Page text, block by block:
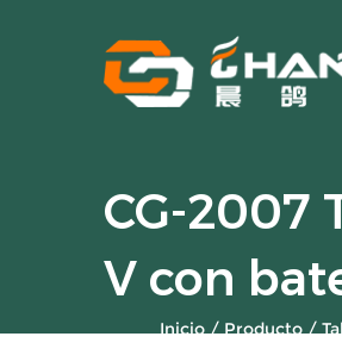
CG-2007
V con
Inicio/Producto/